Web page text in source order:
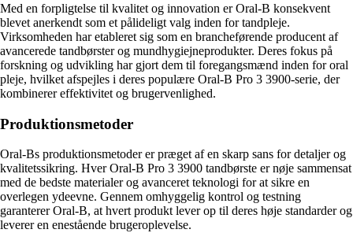
Med en forpligtelse til kvalitet og innovation er Oral-B konsekvent
blevet anerkendt som et pålideligt valg inden for tandpleje.
Virksomheden har etableret sig som en brancheførende producent af
avancerede tandbørster og mundhygiejneprodukter. Deres fokus på
forskning og udvikling har gjort dem til foregangsmænd inden for oral
pleje, hvilket afspejles i deres populære Oral-B Pro 3 3900-serie, der
kombinerer effektivitet og brugervenlighed.
Produktionsmetoder
Oral-Bs produktionsmetoder er præget af en skarp sans for detaljer og
kvalitetssikring. Hver Oral-B Pro 3 3900 tandbørste er nøje sammensat
med de bedste materialer og avanceret teknologi for at sikre en
overlegen ydeevne. Gennem omhyggelig kontrol og testning
garanterer Oral-B, at hvert produkt lever op til deres høje standarder og
leverer en enestående brugeroplevelse.